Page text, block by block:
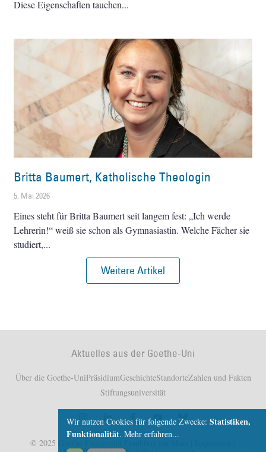
Diese Eigenschaften tauchen
Britta Baumert, Katholische Theologin
5. Mai 2026
Eines steht für Britta Baumert seit langem fest: „Ich werde
Lehrerin!“ weiß sie schon als Gymnasiastin. Welche Fächer sie
studiert,
Weitere Artikel
Aktuelles aus der Goethe-Uni
Über die Goethe-UniPräsidiumGeschichteStandorteZahlen und Fakten
Stiftungsuniversität
© 2025 Goethe-Universität Frankfurt am Main |
Wir nutzen Cookies für folgende Zwecke: Statistiken,
Funktionalität. Mehr erfahren...